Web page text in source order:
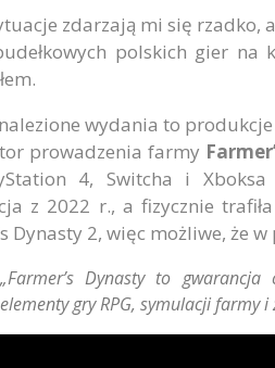
zdarzają mi się rzadko,
polskich gier na
wydania to
prowadzenia farmy
4, Switcha i
z 2022 r., a fizycznie
Dynasty 2, więc możliwe, że
„Farmer’s Dynasty to gwarancja
elementy gry RPG, symulacji farmy i